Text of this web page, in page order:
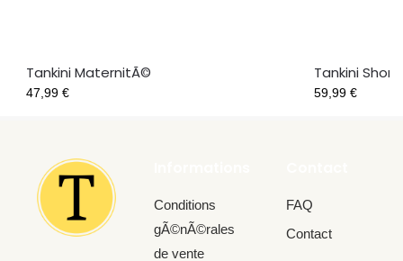
Tankini MaternitÃ©
47,99 €
Tankini
59,99 €
Conditions
gÃ©nÃ©rales
de vente
FAQ
Contact